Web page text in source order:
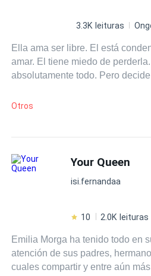
3.3K leituras
Ella ama ser libre. El está
amar. El tiene miedo de
absolutamente todo. Pero
daría un sinnúmero de vueltas.
mientras buscan la paz que ambos
Otros
Your Queen
isi.fernandaa
10 2.0K leituras
Emilia Morga ha tenido todo en
atención de sus padres,
cuales compartir y entre aún más. Emilia no solo ante